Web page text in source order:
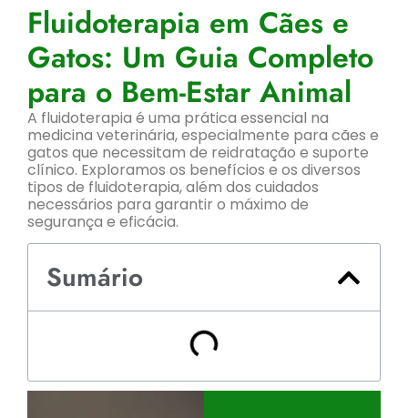
Fluidoterapia em Cães e
Gatos: Um Guia Completo
para o Bem-Estar Animal
A fluidoterapia é uma prática essencial na
medicina veterinária, especialmente para cães e
gatos que necessitam de reidratação e suporte
clínico. Exploramos os benefícios e os diversos
tipos de fluidoterapia, além dos cuidados
necessários para garantir o máximo de
segurança e eficácia.
Sumário